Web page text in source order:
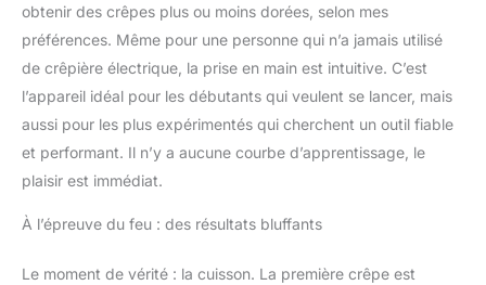
obtenir des crêpes plus ou moins dorées, selon mes
préférences. Même pour une personne qui n’a jamais utilisé
de crêpière électrique, la prise en main est intuitive. C’est
l’appareil idéal pour les débutants qui veulent se lancer, mais
aussi pour les plus expérimentés qui cherchent un outil fiable
et performant. Il n’y a aucune courbe d’apprentissage, le
plaisir est immédiat.
À l’épreuve du feu : des résultats bluffants
Le moment de vérité : la cuisson. La première crêpe est